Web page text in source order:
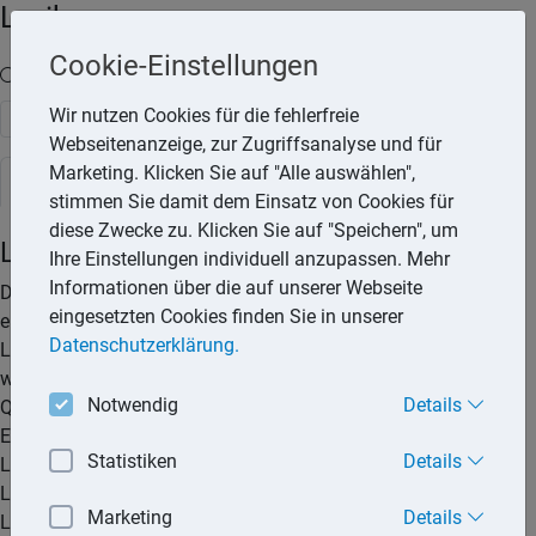
Lexika
Volltext-Suche in den Lexika
Suchen
Steuerlexikon
Lohnsteuer
Die Lohnsteuer ist keine eigenständige Steuerart, sondern
eine besondere Erhebungsform der Einkommensteuer.
Lohnsteuer ist eine sogenannte Quellensteuer: Eine Steuer,
welche nicht vom Steuerzahler selbst, sondern direkt an der
Quelle (z.B. dem Arbeitgeber) zum Zeitpunkt und am Ort der
Entstehung, einbehalten wird. Der Arbeitgeber überweist die
Lohnsteuer direkt ans Finanzamt. Dieser Beitrag zeigt, wie die
Lohnsteuer berechnet wird, wie der Arbeitgeber die
Lohnsteueranmeldung durchführen kann und welche Rolle
Cookie-Einstellungen
Wir nutzen Cookies für die fehlerfreie
Webseitenanzeige, zur Zugriffsanalyse und für
Marketing. Klicken Sie auf "Alle auswählen",
stimmen Sie damit dem Einsatz von Cookies für
diese Zwecke zu. Klicken Sie auf "Speichern", um
Ihre Einstellungen individuell anzupassen. Mehr
Informationen über die auf unserer Webseite
eingesetzten Cookies finden Sie in unserer
Datenschutzerklärung.
Notwendig Details
Statistiken Details
Marketing Details